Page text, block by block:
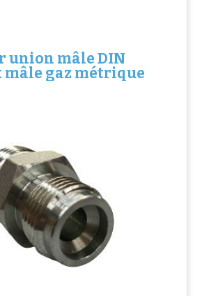
union mâle DIN
gaz métrique